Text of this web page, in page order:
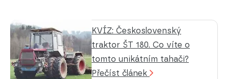
KVÍZ: Československý
traktor ŠT 180. Co víte o
tomto unikátním tahači?
Přečíst článek